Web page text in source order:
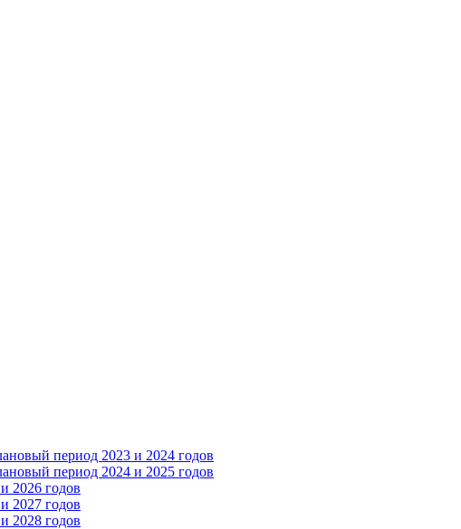
период 2023 и 2024 годов
период 2024 и 2025 годов
2026 годов
2027 годов
2028 годов